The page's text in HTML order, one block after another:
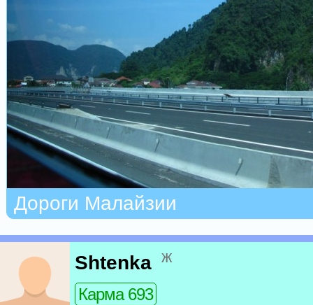
Дороги Малайзии
Shtenka ж
Карма 693